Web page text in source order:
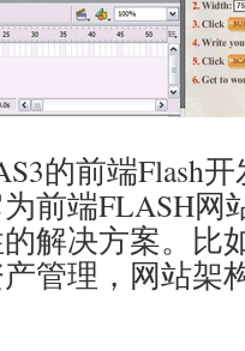
的前端Flash
前端FLASH网
解决方案。比
管理，网站架